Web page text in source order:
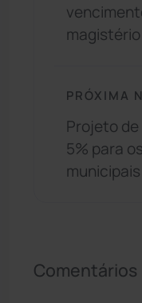
magistério
PRÓXIMA
Projeto
5% para
Comentários